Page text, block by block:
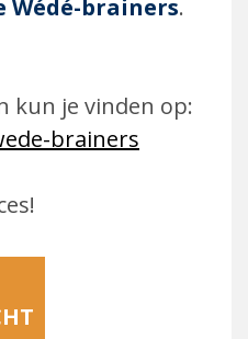
Wédé-brainers.
kun je vinden op:
brainers